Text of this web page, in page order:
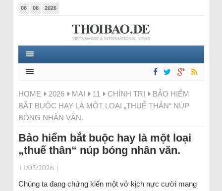
06 08 2026
HOME 2026 MAI 11 CHÍNH TRỊ
BẢO HIỂM
BẮT BUỘC HAY LÀ MỘT LOẠI „THUẾ THÂN“ NÚP
BÓNG NHÂN VĂN.
Bảo hiểm bắt buộc hay là một loại
„thuế thân“ núp bóng nhân văn.
11/05/2026 |
Chúng ta đang chứng kiến một vở kịch nực cười mang